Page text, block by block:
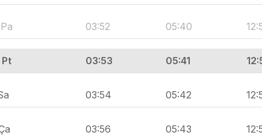
03:52 05:40
03:53 05:41
03:54 05:42
03:56 05:43